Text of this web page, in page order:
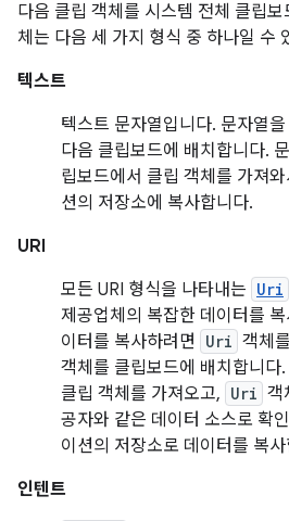
다음 클립 객체를 시스템 전체 클립
체는 다음 세 가지 형식 중 하나일 수
텍스트
텍스트 문자열입니다. 문자열
다음 클립보드에 배치합니다.
립보드에서 클립 객체를 가져
션의 저장소에 복사합니다.
URI
모든 URI 형식을 나타내는 Uri
제공업체의 복잡한 데이터를
이터를 복사하려면
Uri 객체
객체를 클립보드에 배치합니다
클립 객체를 가져오고, Uri 객
공자와 같은 데이터 소스로 확
이션의 저장소로 데이터를 복
인텐트